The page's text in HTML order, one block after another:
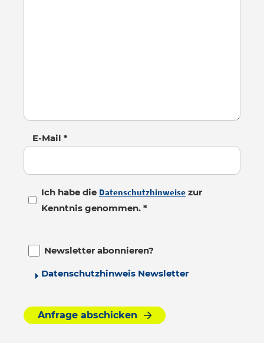
E-Mail *
Ich habe die Datenschutzhinweisezur
Kenntnis genommen. *
Newsletter abonnieren?
Datenschutzhinweis Newsletter
Anfrage abschicken